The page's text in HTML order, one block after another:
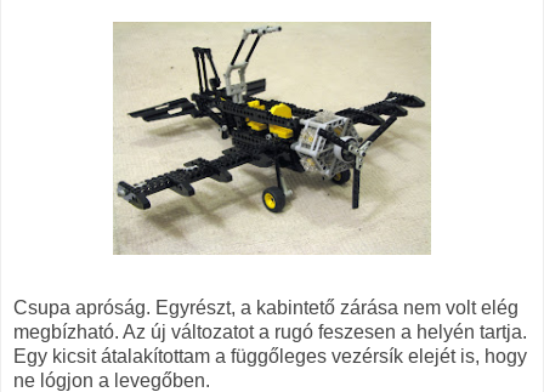
Csupa apróság. Egyrészt, a kabintető zárása nem volt elég
megbízható. Az új változatot a rugó feszesen a helyén tartja.
Egy kicsit átalakítottam a függőleges vezérsík elejét is, hogy
ne lógjon a levegőben.